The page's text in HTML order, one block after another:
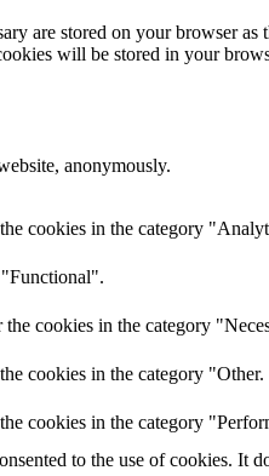
are stored on your browser as
will be stored in your
anonymously.
cookies in the category
"Functional".
cookies in the category
cookies in the category "Other.
cookies in the category
to the use of cookies. It